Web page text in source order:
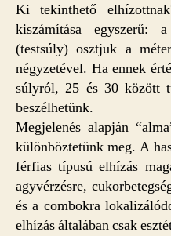
Ki tekinthető
kiszámítása egyszerű:
(testsúly) osztjuk a
négyzetével. Ha ennek
súlyról, 25 és 30 között
beszélhetünk.
Megjelenés alapján
különböztetünk meg. A
férfias típusú elhízás
agyvérzésre,
és a combokra
elhízás általában csak